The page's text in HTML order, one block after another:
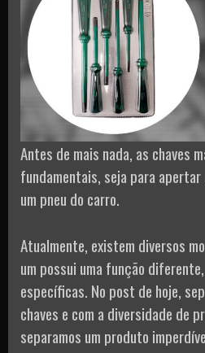
Antes de mais nada, as chaves
fundamentais, seja para
um pneu do carro.
Atualmente, existem diversos
um possui uma função
específicas. No post de hoje,
chaves e com a diversidade de
separamos um produto